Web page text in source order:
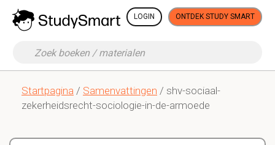
LOGIN ONTDEK STUDY SMART
Startpagina / Samenvattingen / shv-sociaal-
zekerheidsrecht-sociologie-in-de-armoede